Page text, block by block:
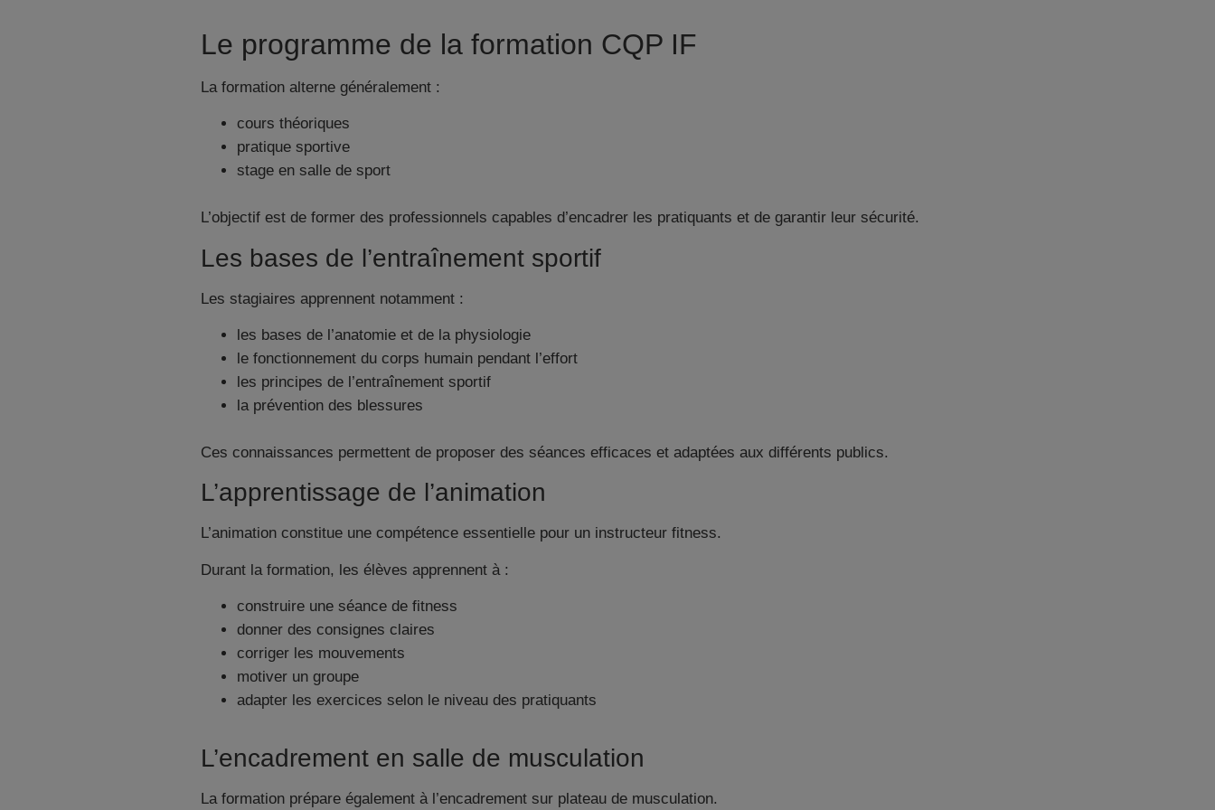
Le programme de la formation CQP IF
La formation alterne généralement :
cours théoriques
pratique sportive
stage en salle de sport
L’objectif est de former des professionnels capables d’encadrer les pratiquants et de garantir leur sécurité.
Les bases de l’entraînement sportif
Les stagiaires apprennent notamment :
les bases de l’anatomie et de la physiologie
le fonctionnement du corps humain pendant l’effort
les principes de l’entraînement sportif
la prévention des blessures
Ces connaissances permettent de proposer des séances efficaces et adaptées aux différents publics.
L’apprentissage de l’animation
L’animation constitue une compétence essentielle pour un instructeur fitness.
Durant la formation, les élèves apprennent à :
construire une séance de fitness
donner des consignes claires
corriger les mouvements
motiver un groupe
adapter les exercices selon le niveau des pratiquants
L’encadrement en salle de musculation
La formation prépare également à l’encadrement sur plateau de musculation.